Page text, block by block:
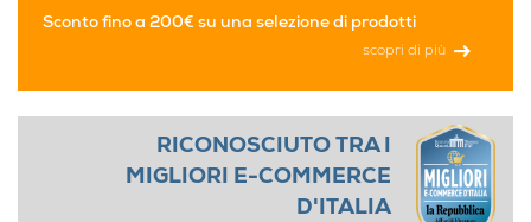
Sconto fino a 200€ su una selezione di prodotti
scopri di più
RICONOSCIUTO TRA I
MIGLIORI E-COMMERCE
D'ITALIA